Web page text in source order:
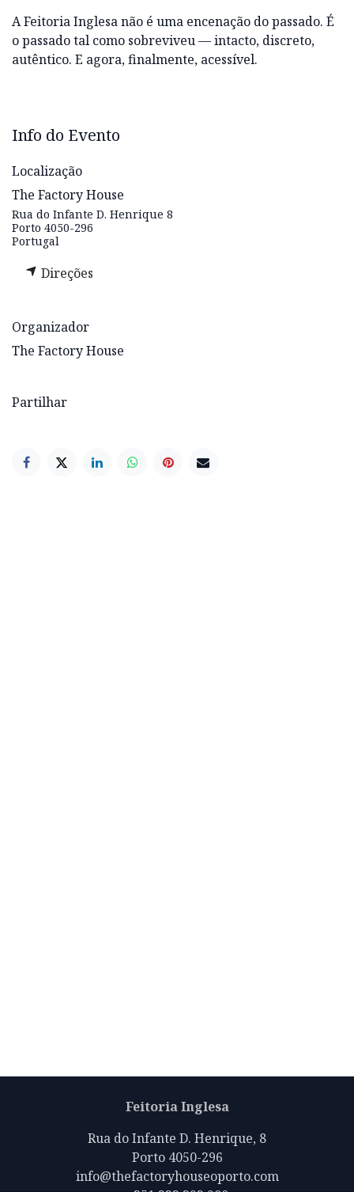
A Feitoria Inglesa não é uma encenação do passado. É
o passado tal como sobreviveu — intacto, discreto,
autêntico. E agora, finalmente, acessível.
Info do Evento
Localização
The Factory House
Rua do Infante D. Henrique 8
Porto 4050-296
Portugal
Direções
Organizador
The Factory House
Partilhar
Feitoria Inglesa
Rua do Infante D. Henrique, 8
Porto 4050-296
info@thefactoryhouseoporto.com